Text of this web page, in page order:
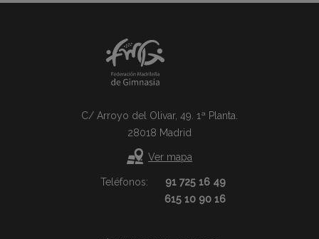
C/ Arroyo del Olivar, 49. 1ª Planta.
28018 Madrid
Ver mapa
Teléfonos:
91 725 16 49
615 10 90 16